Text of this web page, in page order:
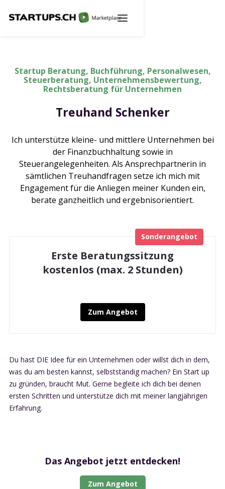
Startup Beratung, Buchführung, Personalwesen,
Steuerberatung, Unternehmensbewertung,
Rechtsberatung für Unternehmen
Treuhand Schenker
Ich unterstütze kleine- und mittlere Unternehmen bei
der Finanzbuchhaltung sowie in
Steuerangelegenheiten. Als Ansprechpartnerin in
sämtlichen Treuhandfragen setze ich mich mit
Engagement für die Anliegen meiner Kunden ein,
berate ganzheitlich und ergebnisorientiert.
Erste Beratungssitzung
kostenlos (max. 2 Stunden)
Zum Angebot
Sonderangebot
Du hast DIE Idee für ein Unternehmen oder willst dich in dem,
was du am besten kannst, selbstständig machen? Ein Start up
zu gründen, braucht Mut. Gerne begleite ich dich bei deinen
ersten Schritten und unterstütze dich mit meiner langjährigen
Erfahrung.
Das Angebot jetzt entdecken!
Zum Angebot